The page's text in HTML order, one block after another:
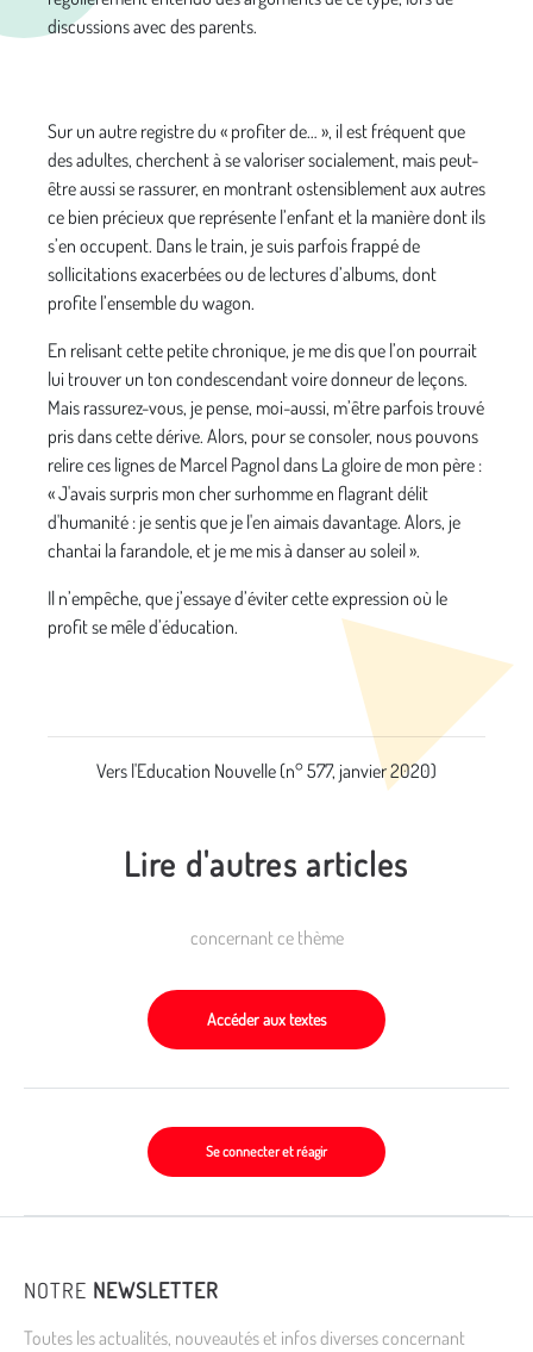
discussions avec des parents.
Sur un autre registre du « profiter de… », il est fréquent que
des adultes, cherchent à se valoriser socialement, mais peut-
être aussi se rassurer, en montrant ostensiblement aux autres
ce bien précieux que représente l’enfant et la manière dont ils
s’en occupent. Dans le train, je suis parfois frappé de
sollicitations exacerbées ou de lectures d’albums, dont
profite l’ensemble du wagon.
En relisant cette petite chronique, je me dis que l’on pourrait
lui trouver un ton condescendant voire donneur de leçons.
Mais rassurez-vous, je pense, moi-aussi, m’être parfois trouvé
pris dans cette dérive. Alors, pour se consoler, nous pouvons
relire ces lignes de Marcel Pagnol dans La gloire de mon père :
« J'avais surpris mon cher surhomme en flagrant délit
d'humanité : je sentis que je l'en aimais davantage. Alors, je
chantai la farandole, et je me mis à danser au soleil ».
Il n’empêche, que j’essaye d’éviter cette expression où le
profit se mêle d’éducation.
Vers l'Education Nouvelle (n° 577, janvier 2020)
Lire d'autres articles
concernant ce thème
Accéder aux textes
Se connecter et réagir
NOTRE NEWSLETTER
Toutes les actualités, nouveautés et infos diverses concernant